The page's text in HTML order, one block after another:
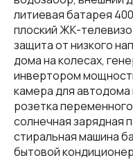
литиевая батарея
плоский ЖК-
защита от низкого
дома на колесах,
инвертором
камера для автодома
розетка
солнечная зарядная
стиральная машина
бытовой